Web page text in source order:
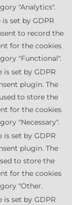
"Analytics".
is set by GDPR
to record the
for the cookies
"Functional".
is set by GDPR
plugin. The
to store the
for the cookies
"Necessary".
is set by GDPR
plugin. The
to store the
for the cookies
"Other.
is set by GDPR